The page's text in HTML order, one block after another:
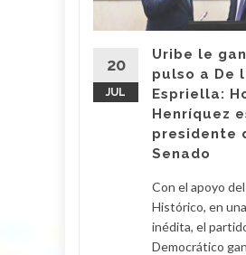
20
JUL
Uribe le
pulso a De
Espriella:
Henríquez
presidente
Senado
Con el apoyo
Histórico, en
inédita, el
Democrático